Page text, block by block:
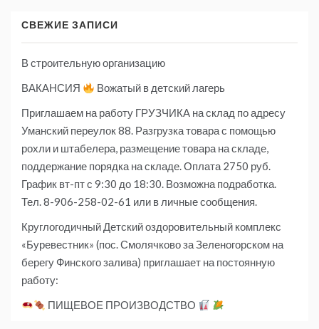
СВЕЖИЕ ЗАПИСИ
В строительную организацию
ВАКАНСИЯ
Вожатый в детский лагерь
Приглашаем на работу ГРУЗЧИКА на склад по адресу
Уманский переулок 88. Разгрузка товара с помощью
рохли и штабелера, размещение товара на складе,
поддержание порядка на складе. Оплата 2750 руб.
График вт-пт с 9:30 до 18:30. Возможна подработка.
Тел. 8-906-258-02-61 или в личные сообщения.
Круглогодичный Детский оздоровительный комплекс
«Буревестник» (пос. Смолячково за Зеленогорском на
берегу Финского залива) приглашает на постоянную
работу:
ПИЩЕВОЕ ПРОИЗВОДСТВО